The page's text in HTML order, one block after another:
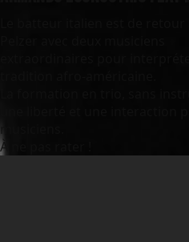
À ne pas rater !